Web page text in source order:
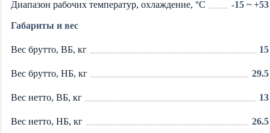
Диапазон рабочих температур, охлаждение, °C -15 ~ +53
Габариты и вес
Вес брутто, ВБ, кг 15
Вес брутто, НБ, кг 29.5
Вес нетто, ВБ, кг 13
Вес нетто, НБ, кг 26.5